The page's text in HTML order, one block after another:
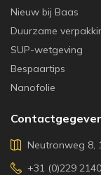
Nieuw bij Baas
Duurzame
SUP-wetgeving
Bespaartips
Nanofolie
Neutronweg 8,
+31 (0)229